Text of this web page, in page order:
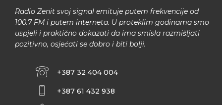
Radio Zenit svoj signal emituje putem frekvencije od
100.7 FM i putem interneta. U proteklim godinama smo
uspjeli i praktično dokazati da ima smisla razmišljati
pozitivno, osjećati se dobro i biti bolji.
+387 32 404 004
+387 61 432 938